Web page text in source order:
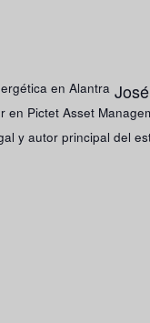
en Alantra
en Pictet Asset
y autor principal del